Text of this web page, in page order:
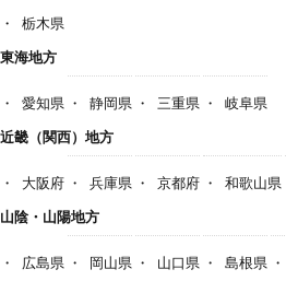
栃木県
東海地方
愛知県 静岡県 三重県
岐阜県
近畿（関西）地方
大阪府 兵庫県 京都府 和歌山県
山陰・山陽地方
広島県 岡山県 山口県 島根県